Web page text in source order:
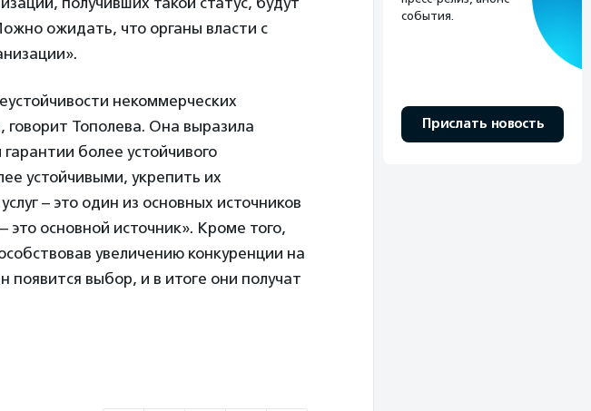
ожидать, что органы власти с
некоммерческих
говорит Тополева. Она выразила
более устойчивого
устойчивыми, укрепить их
– это один из основных источников
основной источник». Кроме того,
увеличению конкуренции на
появится выбор, и в итоге они получат
события.
Прислать новость